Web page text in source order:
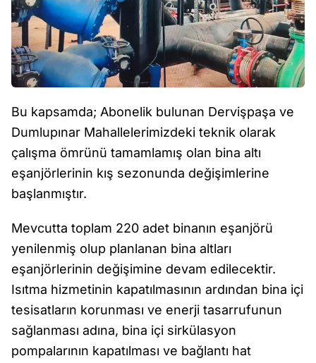
Bu kapsamda; Abonelik bulunan Dervişpaşa ve
Dumlupınar Mahallelerimizdeki teknik olarak
çalışma ömrünü tamamlamış olan bina altı
eşanjörlerinin kış sezonunda değişimlerine
başlanmıştır.
Mevcutta toplam 220 adet binanın eşanjörü
yenilenmiş olup planlanan bina altları
eşanjörlerinin değişimine devam edilecektir.
Isıtma hizmetinin kapatılmasının ardından bina içi
tesisatların korunması ve enerji tasarrufunun
sağlanması adına, bina içi sirkülasyon
pompalarının kapatılması ve bağlantı hat